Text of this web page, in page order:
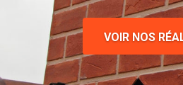
VOIR NOS